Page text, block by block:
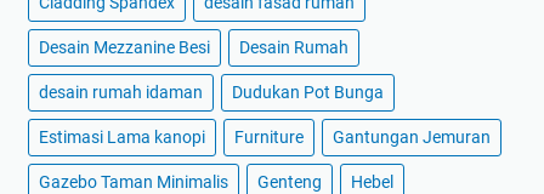
Desain Mezzanine Besi Desain Rumah
desain rumah idaman Dudukan Pot Bunga
Estimasi Lama kanopi Furniture Gantungan Jemuran
Gazebo Taman Minimalis Genteng Hebel